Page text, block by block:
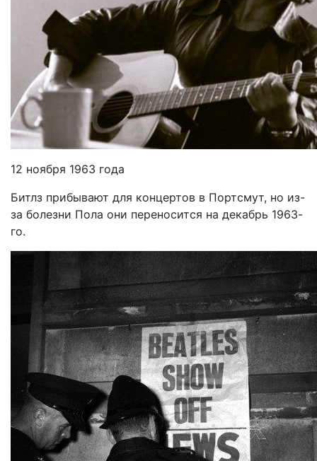
12 ноября 1963 года
Битлз прибывают для концертов в Портсмут, но из-
за болезни Пола они переносится на декабрь 1963-
го.